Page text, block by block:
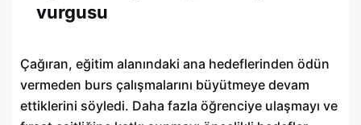
vurgusu
Çağıran, eğitim alanındaki ana hedeflerinden ödün
vermeden burs çalışmalarını büyütmeye devam
ettiklerini söyledi. Daha fazla öğrenciye ulaşmayı ve